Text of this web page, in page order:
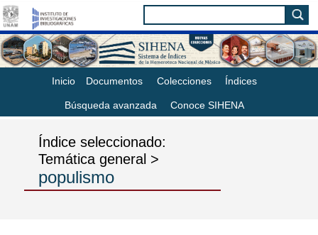
Inicio Documentos Colecciones Índices
Búsqueda avanzada Conoce SIHENA
Índice seleccionado:
Temática general >
populismo